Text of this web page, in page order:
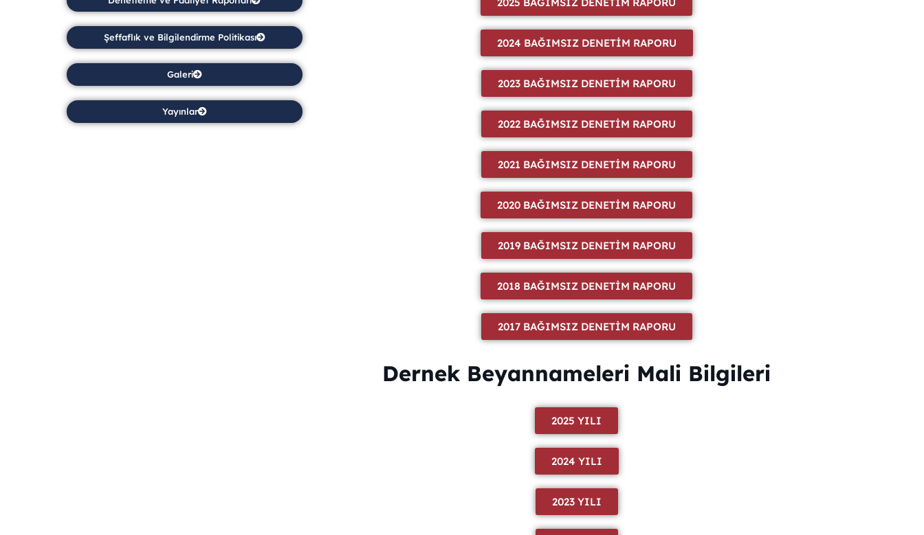
Şeffaflık ve Bilgilendirme Politikası
Galeri
Yayınlar
2024 BAĞIMSIZ DENETİM RAPORU
2023 BAĞIMSIZ DENETİM RAPORU
2022 BAĞIMSIZ DENETİM RAPORU
2021 BAĞIMSIZ DENETİM RAPORU
2020 BAĞIMSIZ DENETİM RAPORU
2019 BAĞIMSIZ DENETİM RAPORU
2018 BAĞIMSIZ DENETİM RAPORU
2017 BAĞIMSIZ DENETİM RAPORU
Dernek Beyannameleri Mali Bilgileri
2025 YILI
2024 YILI
2023 YILI